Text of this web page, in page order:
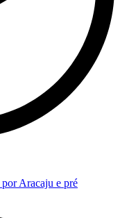
Aracaju e pré